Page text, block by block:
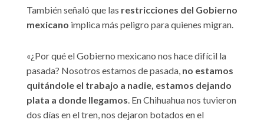
También señaló que las restricciones del Gobierno
mexicano implica más peligro para quienes migran.
«¿Por qué el Gobierno mexicano nos hace difícil la
pasada? Nosotros estamos de pasada, no estamos
quitándole el trabajo a nadie, estamos dejando
plata a donde llegamos. En Chihuahua nos tuvieron
dos días en el tren, nos dejaron botados en el